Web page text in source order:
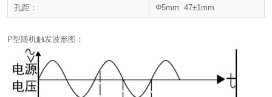
孔距： Φ5mm 47±1mm
P型随机触发波形图：